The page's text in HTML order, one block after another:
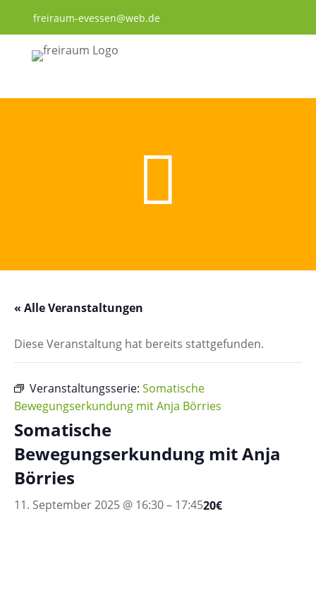
freiraum-evessen@web.de

« Alle Veranstaltungen
Diese Veranstaltung hat bereits stattgefunden.
Veranstaltungsserie: Somatische
Bewegungserkundung mit Anja Börries
Somatische
Bewegungserkundung mit Anja
Börries
11. September 2025 @ 16:30– 17:4520€